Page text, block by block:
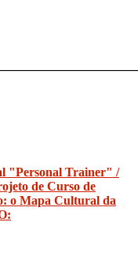
"Personal Trainer" /
de Curso de
o Mapa Cultural da